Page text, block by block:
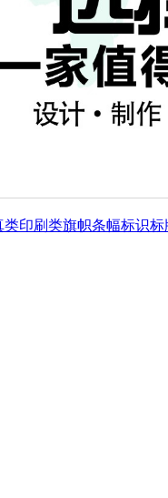
类印刷类旗帜条幅标识标